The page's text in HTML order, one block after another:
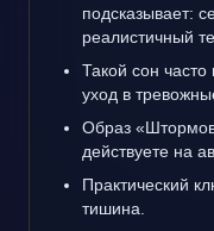
подсказывает:
реалистичный
Такой сон часто
уход в
Образ
действуете на
Практический
тишина.